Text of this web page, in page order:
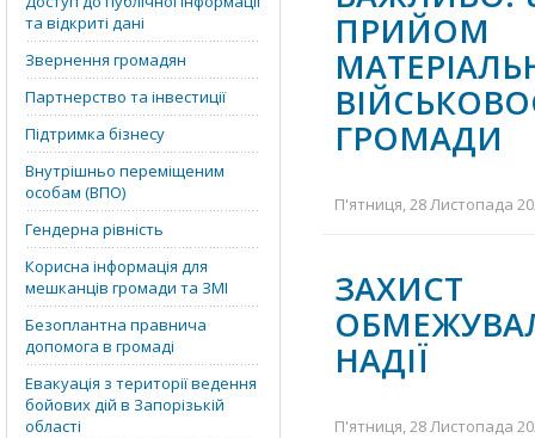
та відкриті дані
Звернення громадян
Партнерство та інвестиції
Підтримка бізнесу
Внутрішньо переміщеним
особам (ВПО)
Гендерна рівність
Корисна інформація для
мешканців громади та ЗМІ
Безоплантна правнича
допомога в громаді
Евакуація з території ведення
бойових дій в Запорізькій
області
ПРИЙОМ
ГРОМАДИ
П'ятниця, 28 Листопада
НАДІЇ
П'ятниця, 28 Листопада